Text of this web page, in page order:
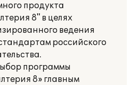
продукта
8" в целях
ведения
российского
программы
8» главным